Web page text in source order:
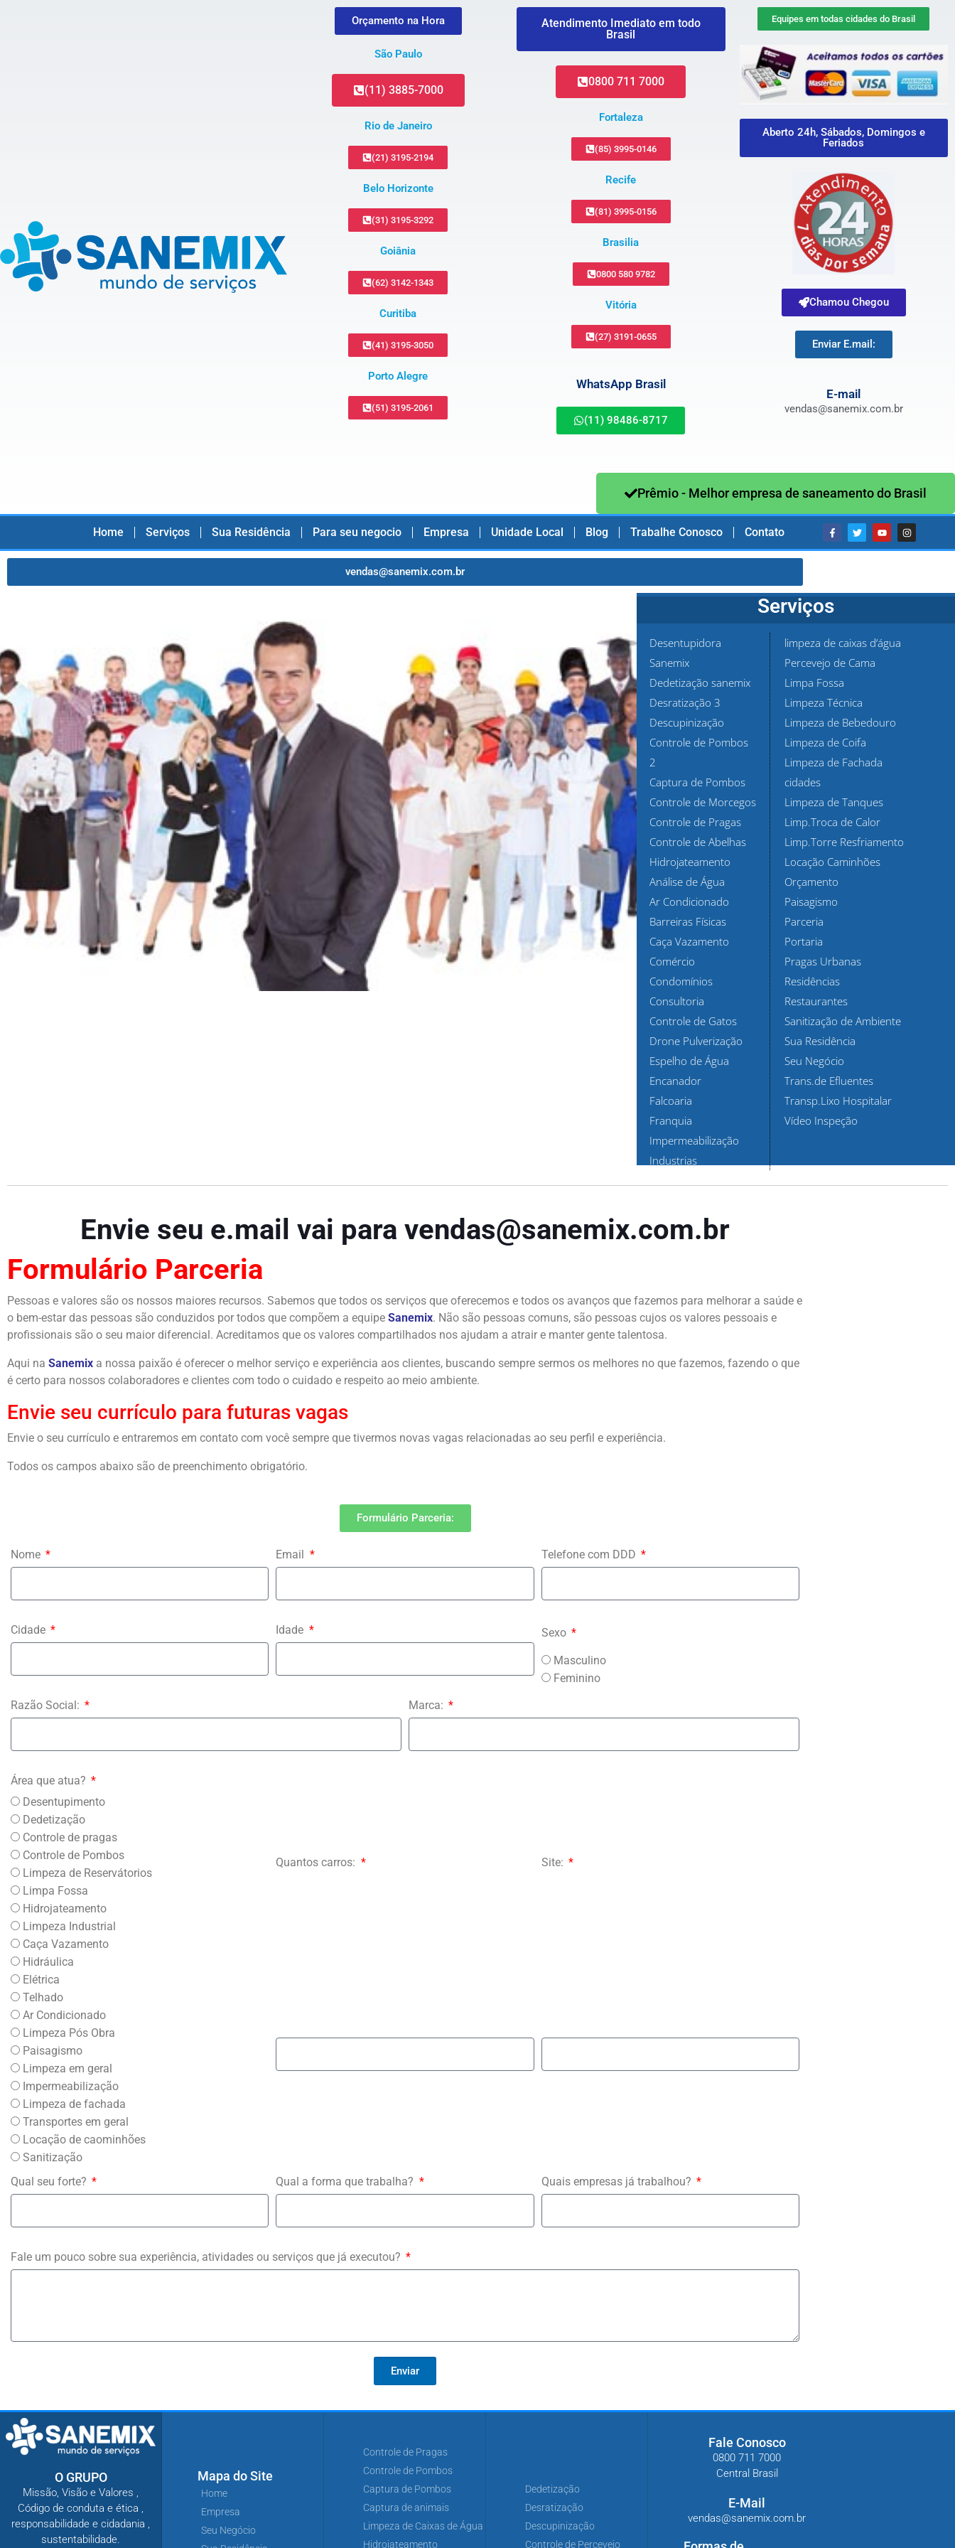
Orçamento na Hora
São Paulo
(11) 3885-7000
Rio de Janeiro
(21) 3195-2194
Belo Horizonte
(31) 3195-3292
Goiânia
(62) 3142-1343
Curitiba
(41) 3195-3050
Porto Alegre
(51) 3195-2061
Atendimento Imediato em todo
Brasil
0800 711 7000
Fortaleza
(85) 3995-0146
Recife
(81) 3995-0156
Brasilia
0800 580 9782
Vitória
(27) 3191-0655
WhatsApp Brasil
(11) 98486-8717
Equipes em todas cidades do Brasil
Aberto 24h, Sábados, Domingos e
Feriados
Chamou Chegou
Enviar E.mail:
E-mail
vendas@sanemix.com.br
Prêmio - Melhor empresa de saneamento do Brasil
Home Serviços Sua Residência Para seu negocio Empresa Unidade Local Blog Trabalhe Conosco Contato
vendas@sanemix.com.br
Serviços
Desentupidora
Sanemix
Dedetização sanemix
Desratização 3
Descupinização
Controle de Pombos
2
Captura de Pombos
Controle de Morcegos
Controle de Pragas
Controle de Abelhas
Hidrojateamento
Análise de Água
Ar Condicionado
Barreiras Físicas
Caça Vazamento
Comércio
Condomínios
Consultoria
Controle de Gatos
Drone Pulverização
Espelho de Água
Encanador
Falcoaria
Franquia
Impermeabilização
Industrias
limpeza de caixas d’água
Percevejo de Cama
Limpa Fossa
Limpeza Técnica
Limpeza de Bebedouro
Limpeza de Coifa
Limpeza de Fachada
cidades
Limpeza de Tanques
Limp.Troca de Calor
Limp.Torre Resfriamento
Locação Caminhões
Orçamento
Paisagismo
Parceria
Portaria
Pragas Urbanas
Residências
Restaurantes
Sanitização de Ambiente
Sua Residência
Seu Negócio
Trans.de Efluentes
Transp.Lixo Hospitalar
Vídeo Inspeção
Envie seu e.mail vai para vendas@sanemix.com.br
Formulário Parceria
Pessoas e valores são os nossos maiores recursos. Sabemos que todos os serviços que oferecemos e todos os avanços que fazemos para melhorar a saúde e
o bem-estar das pessoas são conduzidos por todos que compõem a equipe Sanemix. Não são pessoas comuns, são pessoas cujos os valores pessoais e
profissionais são o seu maior diferencial. Acreditamos que os valores compartilhados nos ajudam a atrair e manter gente talentosa.
Aqui na Sanemix a nossa paixão é oferecer o melhor serviço e experiência aos clientes, buscando sempre sermos os melhores no que fazemos, fazendo o que
é certo para nossos colaboradores e clientes com todo o cuidado e respeito ao meio ambiente.
Envie seu currículo para futuras vagas
Envie o seu currículo e entraremos em contato com você sempre que tivermos novas vagas relacionadas ao seu perfil e experiência.
Todos os campos abaixo são de preenchimento obrigatório.
Formulário Parceria:
Nome Email Telefone com DDD
Cidade Idade Sexo
Masculino
Feminino
Razão Social: Marca:
Área que atua?
Desentupimento
Dedetização
Controle de pragas
Controle de Pombos
Limpeza de Reservátorios
Limpa Fossa
Hidrojateamento
Limpeza Industrial
Caça Vazamento
Hidráulica
Elétrica
Telhado
Ar Condicionado
Limpeza Pós Obra
Paisagismo
Limpeza em geral
Impermeabilização
Limpeza de fachada
Transportes em geral
Locação de caominhões
Sanitização
Quantos carros: Site:
Qual seu forte? Qual a forma que trabalha? Quais empresas já trabalhou?
Fale um pouco sobre sua experiência, atividades ou serviços que já executou?
Enviar
O GRUPO
Missão, Visão e Valores ,
Código de conduta e ética ,
responsabilidade e cidadania ,
sustentabilidade.
Mapa do Site
Home
Empresa
Seu Negócio
Controle de Pragas
Controle de Pombos
Captura de Pombos
Captura de animais
Limpeza de Caixas de Água
Hidrojateamento
Dedetização
Desratização
Descupinização
Controle de Percevejo
Fale Conosco
0800 711 7000
Central Brasil
E-Mail
vendas@sanemix.com.br